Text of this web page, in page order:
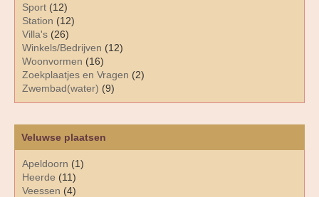
Sport (12)
Station (12)
Villa's (26)
Winkels/Bedrijven (12)
Woonvormen (16)
Zoekplaatjes en Vragen (2)
Zwembad(water) (9)
Veluwse plaatsen
Apeldoorn (1)
Heerde (11)
Veessen (4)